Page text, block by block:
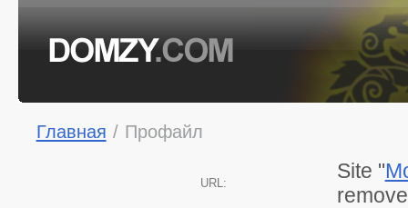
Главная / Профайл
URL:
Site "